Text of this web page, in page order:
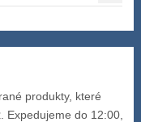
produkty, které
. Expedujeme do 12:00,